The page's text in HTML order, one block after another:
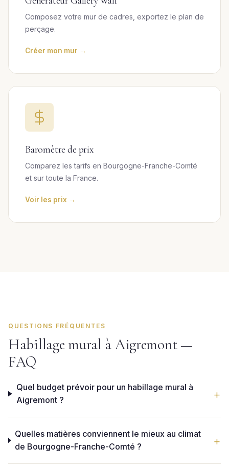
Composez votre mur de cadres, exportez le plan de
perçage.
Créer mon mur →
Baromètre de prix
Comparez les tarifs en Bourgogne-Franche-Comté
et sur toute la France.
Voir les prix →
QUESTIONS FRÉQUENTES
Habillage mural à Aigremont —
FAQ
Quel budget prévoir pour un habillage mural à
Aigremont ?
Quelles matières conviennent le mieux au climat
de Bourgogne-Franche-Comté ?